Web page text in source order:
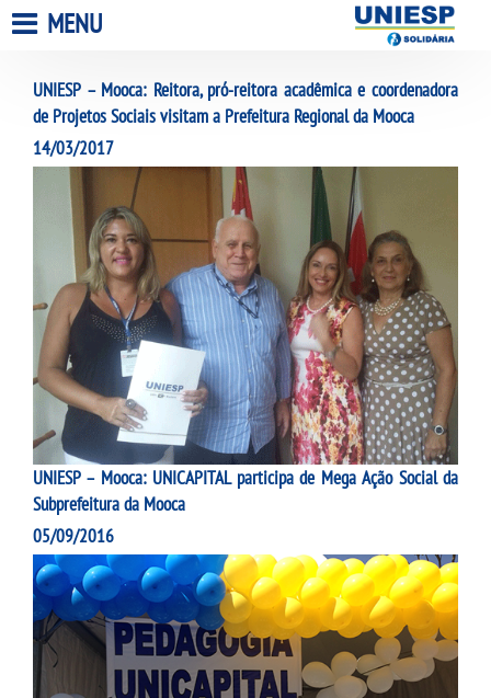
UNIESP SOCIAL
APRESENTAÇÃO
NOTÍCIA
PROUNI
UNIESP PAGA
APRESENTAÇÃO
DEPOIMENTOS
COMUNICADO
TABLET
MENU
UNIESP – Mooca: Reitora, pró-reitora acadêmica e coordenadora
de Projetos Sociais visitam a Prefeitura Regional da Mooca
14/03/2017
UNIESP – Mooca: UNICAPITAL participa de Mega Ação Social da
Subprefeitura da Mooca
05/09/2016